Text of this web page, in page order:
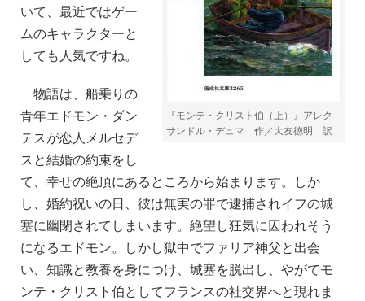
『モンテ・クリスト伯（上）』アレク
サンドル・デュマ 作／大友徳明 訳
いて、最近ではゲー
ムのキャラクターと
しても人気ですね。
物語は、船乗りの
青年エドモン・ダン
テスが恋人メルセデ
スと結婚の約束をし
て、幸せの絶頂にあるところから始まります。しか
し、婚約祝いの日、彼は無実の罪で逮捕されイフの城
塞に幽閉されてしまいます。絶望し狂気に囚われそう
になるエドモン。しかし獄中でファリア神父と出会
い、知識と教養を身につけ、城塞を脱出し、やがてモ
ンテ・クリスト伯としてフランスの社交界へと現れま